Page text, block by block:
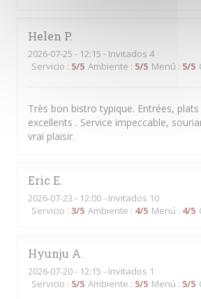
Helen P
2026-07-25 - 12:15 - Invitados 4
Servicio : 5/5 Ambiente : 5/5 Menú : 5/5
Très bon bistro typique. Entrées,
excellents . Service impeccable,
vrai plaisir.
Eric E
2026-07-23 - 12:00 - Invitados 10
Servicio : 3/5 Ambiente : 4/5 Menú : 4/5
Hyunju A
2026-07-20- 12:15 - Invitados 1
Servicio : 5/5 Ambiente : 5/5 Menú : 5/5